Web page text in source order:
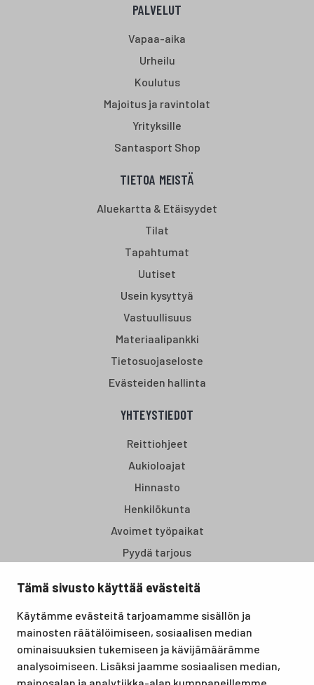
Tämä sivusto käyttää evästeitä
Käytämme evästeitä tarjoamamme sisällön ja
mainosten räätälöimiseen, sosiaalisen median
ominaisuuksien tukemiseen ja kävijämäärämme
analysoimiseen. Lisäksi jaamme sosiaalisen median,
PALVELUT
Vapaa-aika
Urheilu
Koulutus
Majoitus ja ravintolat
Yrityksille
Santasport Shop
TIETOA MEISTÄ
Aluekartta & Etäisyydet
Tilat
Tapahtumat
Uutiset
Usein kysyttyä
Vastuullisuus
Materiaalipankki
Tietosuojaseloste
Evästeiden hallinta
YHTEYSTIEDOT
Reittiohjeet
Aukioloajat
Hinnasto
Henkilökunta
Avoimet työpaikat
Pyydä tarjous
koulutus- ja vapaa-ajan keskus, joka tarjoaa puitteet niin
lomille, harrastuksille kuin kansainvälisen tason
urheilutapahtumillekin. Santasport on myös virallinen
olympiavalmennuskeskus lumi- ja jääurheilulajeissa sekä